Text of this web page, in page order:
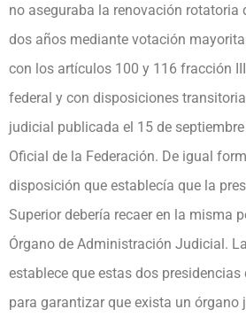
no aseguraba la renovación rotatoria
dos años mediante votación
con los artículos 100 y 116 fracción
federal y con disposiciones
judicial publicada el 15 de
Oficial de la Federación. De igual
disposición que establecía que la
Superior debería recaer en la misma
Órgano de Administración Judicial.
establece que estas dos
para garantizar que exista un órgano